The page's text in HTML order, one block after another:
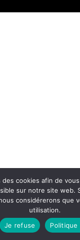
des cookies afin de
sur notre site web.
considérerons que
utilisation.
Je refuse